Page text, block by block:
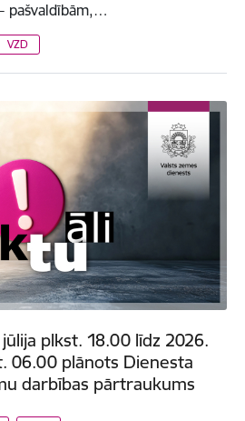
pašvaldībām,…
VZD
plkst. 18.00 līdz 2026.
06.00 plānots Dienesta
darbības pārtraukums